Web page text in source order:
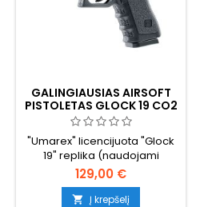
GALINGIAUSIAS AIRSOFT
PISTOLETAS GLOCK 19 CO2
"Umarex" licencijuota "Glock
19" replika (naudojami
originalūs "Glock" prekių
ženklai ir žymėjimai).
129,00 €
 Į krepšelį